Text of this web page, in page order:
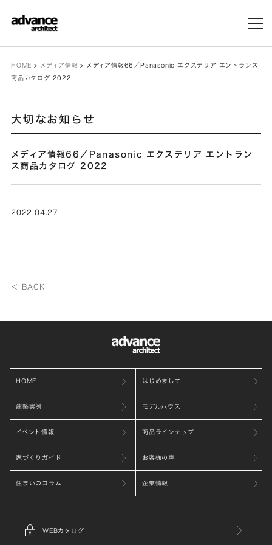
メ
ー
HOME > メディア情報 > メディア情報66／Panasonic エクステリア エントランス
商品カタログ 2022
大切なお知らせ
メディア情報66／Panasonic エクステリア エントラン
ス商品カタログ 2022
2022.04.27
＜ BACK
HOME はじめまして
建築実例 モデルハウス
イベント情報 商品ラインナップ
家づくりガイド お客様の声
住まいのコラム 企業情報
WEBカタログ